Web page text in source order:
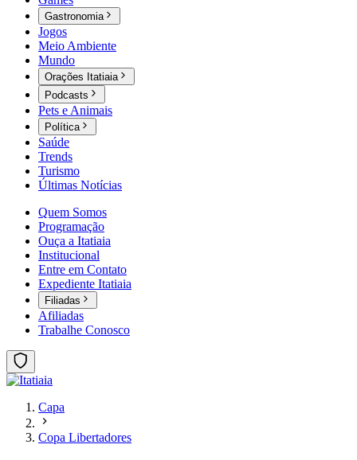
Gastronomia
Jogos
Meio Ambiente
Mundo
Orações Itatiaia
Podcasts
Pets e Animais
Política
Saúde
Trends
Turismo
Últimas Notícias
Quem Somos
Programação
Ouça a Itatiaia
Institucional
Entre em Contato
Expediente Itatiaia
Filiadas
Afiliadas
Trabalhe Conosco
Capa
Copa Libertadores